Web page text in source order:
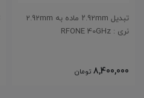
تبدیل ۲.92mm ماده به 2.92mm
نری : RFONE 40GHz
8,400,000 تومان